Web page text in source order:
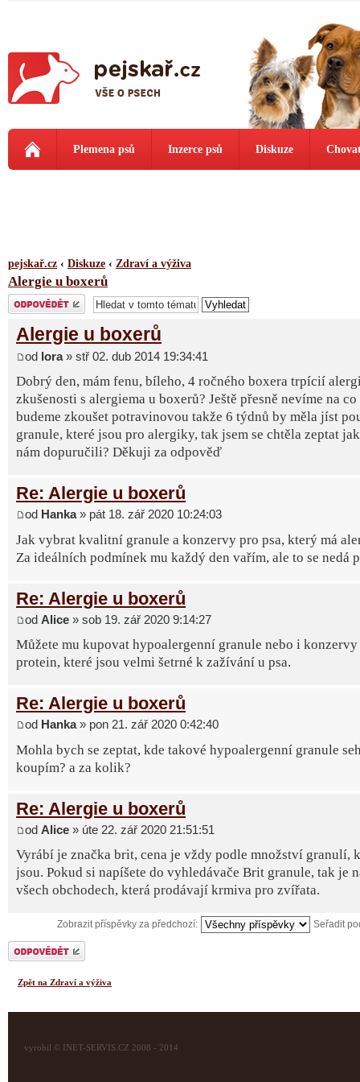
Plemena psů Inzerce psů Diskuze
pejskař.cz ‹ Diskuze ‹ Zdraví a výživa
Alergie u boxerů
Odeslat odpověď
Alergie u boxerů
od lora» stř 02. dub 2014 19:34:41
Dobrý den, mám fenu, bíleho, 4 ročného boxera trpícií
zkušenosti s alergiema u boxerů? Ještě přesně nevíme na
budeme zkoušet potravinovou takže 6 týdnů by měla jíst
granule, které jsou pro alergiky, tak jsem se chtěla zeptat
nám dopuručili? Děkuji za odpověď
Re: Alergie u boxerů
od Hanka» pát 18. zář 2020 10:24:03
Jak vybrat kvalitní granule a konzervy pro psa, který má
Za ideálních podmínek mu každý den vařím, ale to se nedá
Re: Alergie u boxerů
od Alice » sob 19. zář 2020 9:14:27
Můžete mu kupovat hypoalergenní granule nebo i
protein, které jsou velmi šetrné k zažívání u psa.
Re: Alergie u boxerů
od Hanka» pon 21. zář 2020 0:42:40
Mohla bych se zeptat, kde takové hypoalergenní granule
koupím? a za kolik?
Re: Alergie u boxerů
od Alice » úte 22. zář 2020 21:51:51
Vyrábí je značka brit, cena je vždy podle množství granulí,
jsou. Pokud si napíšete do vyhledávače Brit granule, tak je
všech obchodech, která prodávají krmiva pro zvířata.
Zobrazit příspěvky za předchozí: Seřadit
Odeslat odpověď
Zpět na Zdraví a výživa
vyrobil © INET-SERVIS.CZ 2008 - 2014